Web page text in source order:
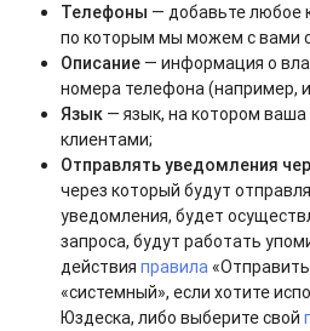
Телефоны — добавьте любое
по которым мы можем с вами
Описание — информация о
номера телефона (например,
Язык — язык, на котором
клиентами;
Отправлять уведомления
через который будут
уведомления, будет
запроса, будут работать
действияправила
«системный», если хотите
Юздеска, либо выберите свой